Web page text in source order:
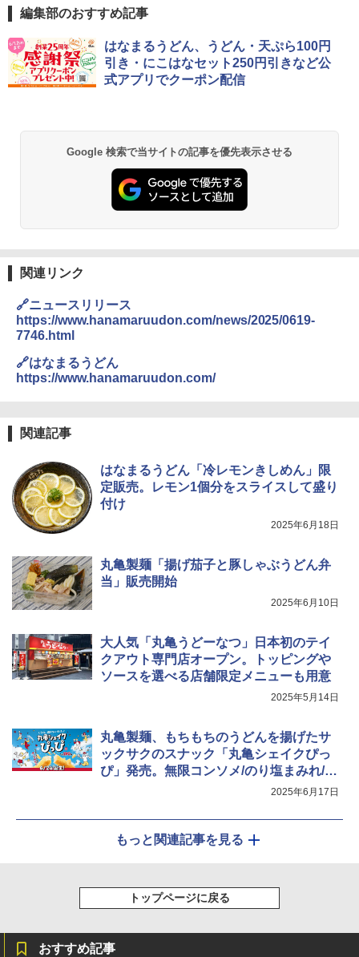
1
ブラックニッカ ニッカ Nikka ウィスキ
ー4000ml ブラックニッカクリア ウヰス
キー 【日本 アサヒ ウィスキー】 大容量
お得 4リットル
角瓶 2700ml サントリー ウイスキー ハ
イボール 大容量
5
ウイスキー500ml アサヒ [ 日本 500ml ]
￥4,402
1
チキンラーメン どんぶり 85g×12個 日清
食品 インスタント カップ麺
￥1,939
【公式】ブタメン とんこつ味 35g×15個
麺 小腹 インスタント アウトドアにも ロ
ーリングストック 大人買い おやつカン
パニー
￥1,288
らに塩分控えめ 78g×12個
5
カップヌードル レギュラー 日清食品 カ
￥3,475
1
[山善] スチームオーブンレンジ 25L 一人
暮らし 二人暮らし フラットテーブル ス
チーム調理 自動メニュー19種搭載 角皿
付き ブラック MRK-F250TSV(B)
シャープ 過熱水蒸気 オーブンレンジ 23
L 1段調理 ブラック RE-WF232-B シンプ
ル操作 コンパクト 一人暮らし 二人暮ら
し らくチン!（絶対湿度）センサー ノン
フライ調理 トースト スチームあたため
3
[山善] スチームオーブンレンジ 省エネ
ック YRZ-WF150TV(B)
4
TOSHIBA(東芝) スチームオーブンレン
ジ 石窯ドーム ER-D80A(K) ブラック 25
0℃ 1段調理 フラットテーブル 電子レン
お手入れ 小型 新生活 一人暮らし 二人暮
￥34,546
AX-XJ1-B ブラック 30L 2段調理 コンベ
クション トースト機能
￥44,800
編集部のおすすめ記事
はなまるうどん、うどん・天ぷら100円
引き・にこはなセット250円引きなど公
式アプリでクーポン配信
Google 検索で当サイトの記事を優先表示させる
関連リンク
🔗ニュースリリース
https://www.hanamaruudon.com/news/2025/0619-
7746.html
🔗はなまるうどん
https://www.hanamaruudon.com/
関連記事
はなまるうどん「冷レモンきしめん」限
定販売。レモン1個分をスライスして盛り
付け
2025年6月18日
丸亀製麺「揚げ茄子と豚しゃぶうどん弁
当」販売開始
2025年6月10日
大人気「丸亀うどーなつ」日本初のテイ
クアウト専門店オープン。トッピングや
ソースを選べる店舗限定メニューも用意
2025年5月14日
丸亀製麺、もちもちのうどんを揚げたサ
ックサクのスナック「丸亀シェイクぴっ
ぴ」発売。無限コンソメ/のり塩まみれ/シ
2025年6月17日
もっと関連記事を見る
トップページに戻る
おすすめ記事